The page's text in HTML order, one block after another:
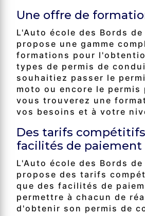
Une offre de
L'Auto école des Bords de
propose une gamme
formations pour
types de permis de
souhaitiez passer le
moto ou encore le permis
vous trouverez une
vos besoins et à votre
Des tarifs
facilités de paiement
L'Auto école des Bords de
propose des tarifs
que des facilités de
permettre à chacun de
d'obtenir son permis de